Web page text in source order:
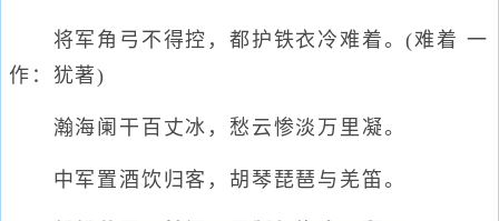
将军角弓不得控，都护铁衣冷难着。(难着 一
作：犹著)
瀚海阑干百丈冰，愁云惨淡万里凝。
中军置酒饮归客，胡琴琵琶与羌笛。